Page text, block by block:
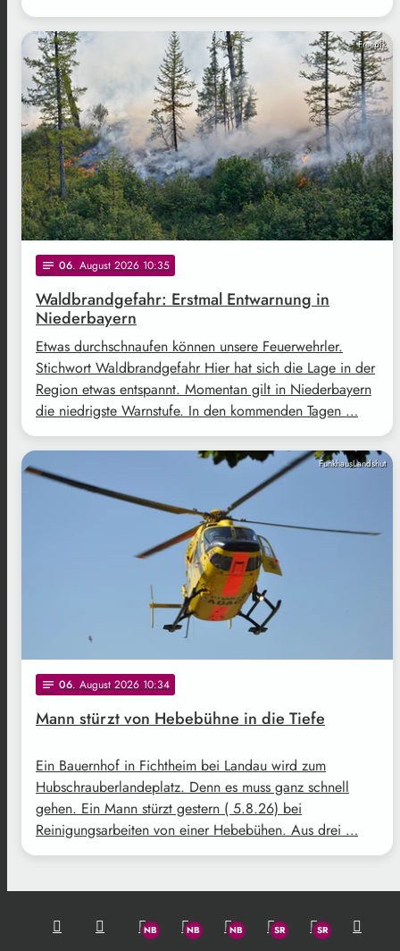
Freepik
notes 06. August 2026 10:35
Waldbrandgefahr: Erstmal Entwarnung in
Niederbayern
Etwas durchschnaufen können unsere Feuerwehrler.
Stichwort Waldbrandgefahr Hier hat sich die Lage in der
Region etwas entspannt. Momentan gilt in Niederbayern
die niedrigste Warnstufe. In den kommenden Tagen …
FunkhausLandshut
notes 06. August 2026 10:34
Mann stürzt von Hebebühne in die Tiefe
Ein Bauernhof in Fichtheim bei Landau wird zum
Hubschrauberlandeplatz. Denn es muss ganz schnell
gehen. Ein Mann stürzt gestern ( 5.8.26) bei
Reinigungsarbeiten von einer Hebebühen. Aus drei …